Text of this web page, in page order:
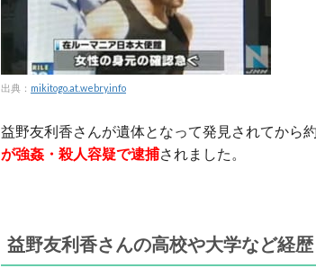
出典： mikitogo.at.webry.info
益野友利香さんが遺体となって発見されてから
が強姦・殺人容疑で逮捕されました。
益野友利香さんの高校や大学など経歴